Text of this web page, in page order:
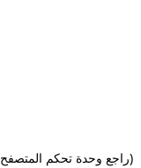
(راجع وحدة تحكم المتصفح